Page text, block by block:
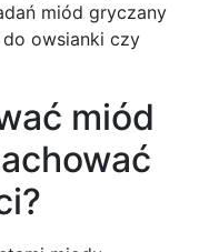
miód gryczany
owsianki czy
miód